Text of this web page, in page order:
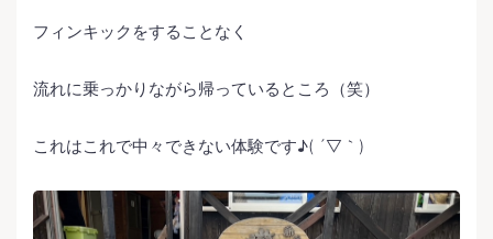
フィンキックをすることなく
流れに乗っかりながら帰っているところ（笑）
これはこれで中々できない体験です♪( ´▽｀)